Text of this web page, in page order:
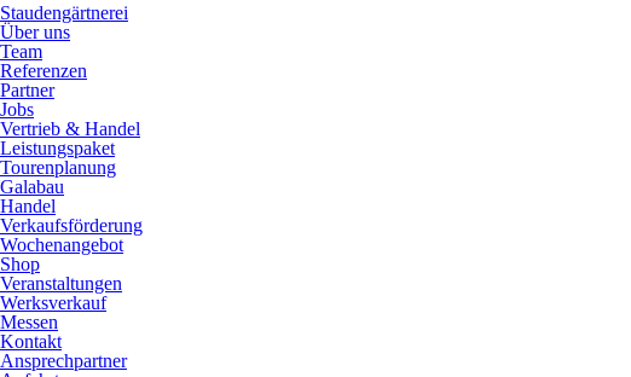
Staudengärtnerei
Über uns
Team
Referenzen
Partner
Jobs
Vertrieb & Handel
Leistungspaket
Tourenplanung
Galabau
Handel
Verkaufsförderung
Wochenangebot
Shop
Veranstaltungen
Werksverkauf
Messen
Kontakt
Ansprechpartner